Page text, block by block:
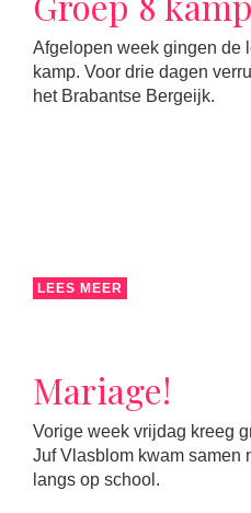
Afgelopen week gingen de
kamp. Voor drie dagen
het Brabantse Bergeijk.
LEES MEER
Mariage!
Vorige week vrijdag kreeg
Juf Vlasblom kwam samen
langs op school.